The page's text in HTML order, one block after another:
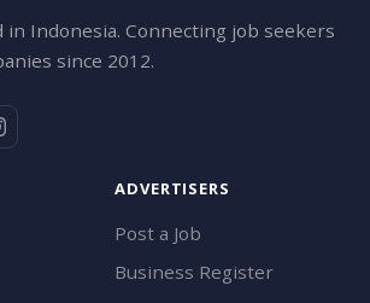
Indonesia. Connecting job seekers
since 2012.
ADVERTISERS
Post a Job
Business Register